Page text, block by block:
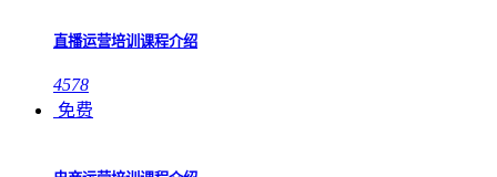
直播运营培训课程介绍
4578
免费